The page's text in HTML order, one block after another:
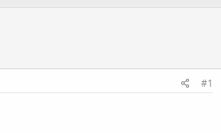
#1